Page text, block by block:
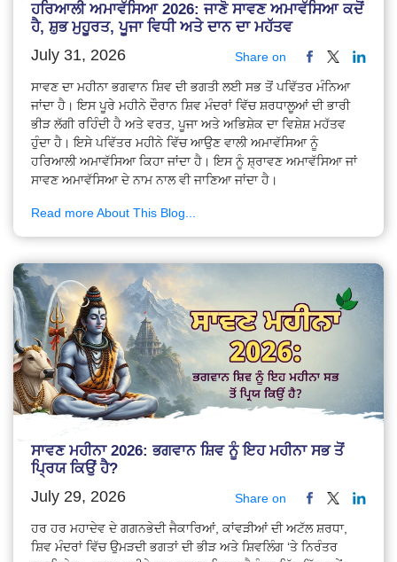
ਹਰਿਆਲੀ ਅਮਾਵੱਸਿਆ 2026: ਜਾਣੋ ਸਾਵਣ ਅਮਾਵੱਸਿਆ ਕਦੋਂ
ਹੈ, ਸ਼ੁਭ ਮੁਹੂਰਤ, ਪੂਜਾ ਵਿਧੀ ਅਤੇ ਦਾਨ ਦਾ ਮਹੱਤਵ
July 31, 2026 Share on
ਸਾਵਣ ਦਾ ਮਹੀਨਾ ਭਗਵਾਨ ਸ਼ਿਵ ਦੀ ਭਗਤੀ ਲਈ ਸਭ ਤੋਂ ਪਵਿੱਤਰ ਮੰਨਿਆ
ਜਾਂਦਾ ਹੈ। ਇਸ ਪੂਰੇ ਮਹੀਨੇ ਦੌਰਾਨ ਸ਼ਿਵ ਮੰਦਰਾਂ ਵਿੱਚ ਸ਼ਰਧਾਲੂਆਂ ਦੀ ਭਾਰੀ
ਭੀੜ ਲੱਗੀ ਰਹਿੰਦੀ ਹੈ ਅਤੇ ਵਰਤ, ਪੂਜਾ ਅਤੇ ਅਭਿਸ਼ੇਕ ਦਾ ਵਿਸ਼ੇਸ਼ ਮਹੱਤਵ
ਹੁੰਦਾ ਹੈ। ਇਸੇ ਪਵਿੱਤਰ ਮਹੀਨੇ ਵਿੱਚ ਆਉਣ ਵਾਲੀ ਅਮਾਵੱਸਿਆ ਨੂੰ
ਹਰਿਆਲੀ ਅਮਾਵੱਸਿਆ ਕਿਹਾ ਜਾਂਦਾ ਹੈ। ਇਸ ਨੂੰ ਸ਼੍ਰਾਵਣ ਅਮਾਵੱਸਿਆ ਜਾਂ
ਸਾਵਣ ਅਮਾਵੱਸਿਆ ਦੇ ਨਾਮ ਨਾਲ ਵੀ ਜਾਣਿਆ ਜਾਂਦਾ ਹੈ।
Read more About This Blog...
ਸਾਵਣ ਮਹੀਨਾ 2026: ਭਗਵਾਨ ਸ਼ਿਵ ਨੂੰ ਇਹ ਮਹੀਨਾ ਸਭ ਤੋਂ
ਪ੍ਰਿਯ ਕਿਉਂ ਹੈ?
July 29, 2026 Share on
ਹਰ ਹਰ ਮਹਾਦੇਵ ਦੇ ਗਗਨਭੇਦੀ ਜੈਕਾਰਿਆਂ, ਕਾਂਵੜੀਆਂ ਦੀ ਅਟੱਲ ਸ਼ਰਧਾ,
ਸ਼ਿਵ ਮੰਦਰਾਂ ਵਿੱਚ ਉਮੜਦੀ ਭਗਤਾਂ ਦੀ ਭੀੜ ਅਤੇ ਸ਼ਿਵਲਿੰਗ ‘ਤੇ ਨਿਰੰਤਰ